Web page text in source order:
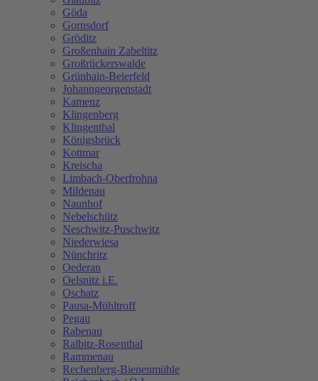
Göda
Gornsdorf
Gröditz
Großenhain Zabeltitz
Großrückerswalde
Grünhain-Beierfeld
Johanngeorgenstadt
Kamenz
Klingenberg
Klingenthal
Königsbrück
Kottmar
Kreischa
Limbach-Oberfrohna
Mildenau
Naunhof
Nebelschütz
Neschwitz-Puschwitz
Niederwiesa
Nünchritz
Oederan
Oelsnitz i.E.
Oschatz
Pausa-Mühltroff
Pegau
Rabenau
Ralbitz-Rosenthal
Rammenau
Rechenberg-Bienenmühle